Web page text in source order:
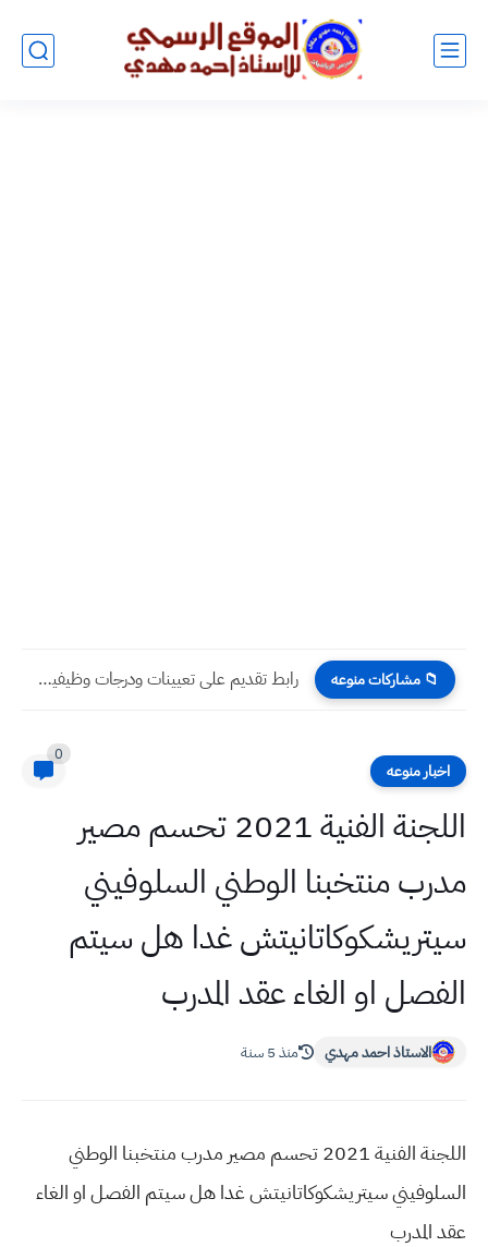
📁 مشاركات منوعه رابط تقديم على تعيينات ودرجات وظيفية بصفة عقد ٢٠٢٢ محافظة...
اخبار منوعه
0
اللجنة الفنية 2021 تحسم مصير
مدرب منتخبنا الوطني السلوفيني
سيتريشكوكاتانيتش غدا هل سيتم
الفصل او الغاء عقد المدرب
الاستاذ احمد مهدي منذ 5 سنة
اللجنة الفنية 2021 تحسم مصير مدرب منتخبنا الوطني
السلوفيني سيتريشكوكاتانيتش غدا هل سيتم الفصل او الغاء
عقد المدرب